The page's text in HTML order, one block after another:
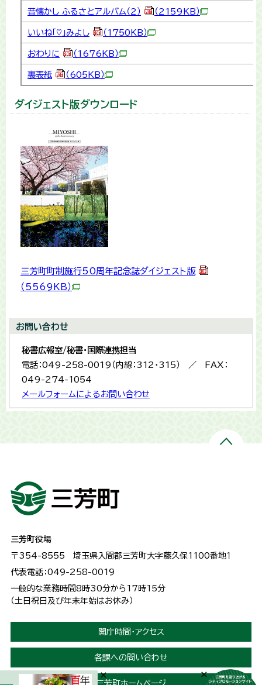
昔懐かし ふるさとアルバム（2） （2159KB）
いいね「♡」みよし （1750KB）
おわりに （1676KB）
裏表紙 （605KB）
ダイジェスト版ダウンロード
三芳町町制施行50周年記念誌ダイジェスト版
（5569KB）
お問い合わせ
秘書広報室/秘書・国際連携担当
電話：049-258-0019（内線：312・315） ／ FAX：
049-274-1054
メールフォームによるお問い合わせ
三芳町役場
〒354-8555 埼玉県入間郡三芳町大字藤久保1100番地１
代表電話：049-258-0019
一般的な業務時間8時30分から17時15分
（土日祝日及び年末年始はお休み）
開庁時間・アクセス
各課への問い合わせ